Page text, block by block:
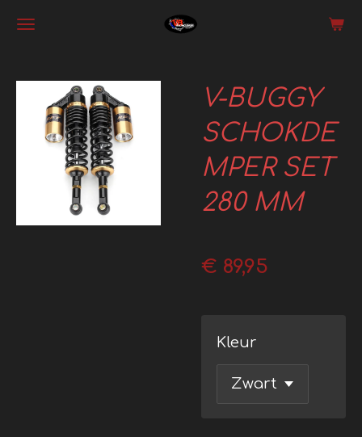
Ga
hoofdinhoud
V-BUGGY
SCHOKDE
MPER SET
280 MM
€ 89,95
Kleur